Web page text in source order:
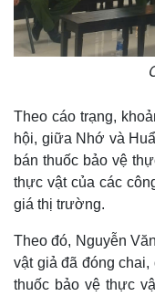
Theo cáo trạng,
hội, giữa Nhớ và
bán thuốc bảo vệ
thực vật của các
giá thị trường.
Theo đó, Nguyễn
vật giả đã đóng chai,
thuốc bảo vệ thực